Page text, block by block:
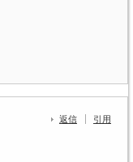
返信 引用